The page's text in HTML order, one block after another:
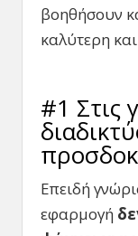
βοηθήσουν
καλύτερη
#1 Στις
Επειδή
εφαρμογή